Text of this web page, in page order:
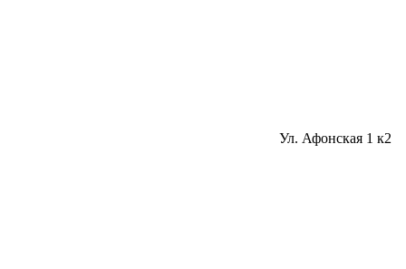
Ул. Афонская 1 к2